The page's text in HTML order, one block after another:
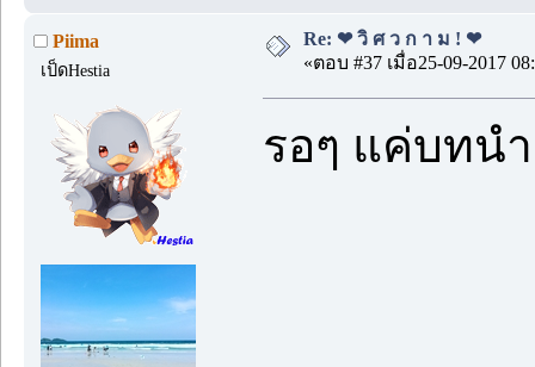
Piima
เป็ดHestia
Re: ❤ วิ ศ ว ก า ม ! ❤
«ตอบ #37 เมื่อ25-09-2017
รอๆ แค่บทน